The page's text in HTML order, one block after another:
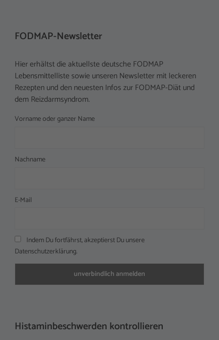
FODMAP-Newsletter
Hier erhältst die aktuellste deutsche FODMAP
Lebensmittelliste sowie unseren Newsletter mit leckeren
Rezepten und den neuesten Infos zur FODMAP-Diät und
dem Reizdarmsyndrom.
Vorname oder ganzer Name
Nachname
E-Mail
Indem Du fortfährst, akzeptierst Du unsere
Datenschutzerklärung.
Histaminbeschwerden kontrollieren